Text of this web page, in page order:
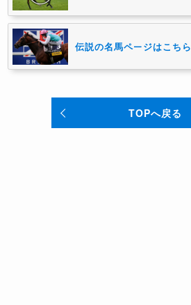
伝説の名馬ページはこちら
TOPへ戻る